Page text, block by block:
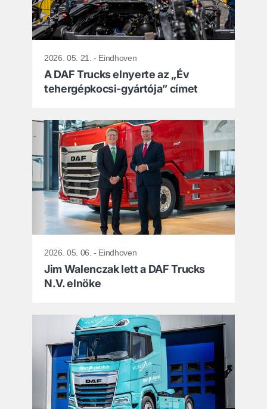
2026. 05. 21. - Eindhoven
A DAF Trucks elnyerte az „Év
tehergépkocsi-gyártója” címet
2026. 05. 06. - Eindhoven
Jim Walenczak lett a DAF Trucks
N.V. elnöke